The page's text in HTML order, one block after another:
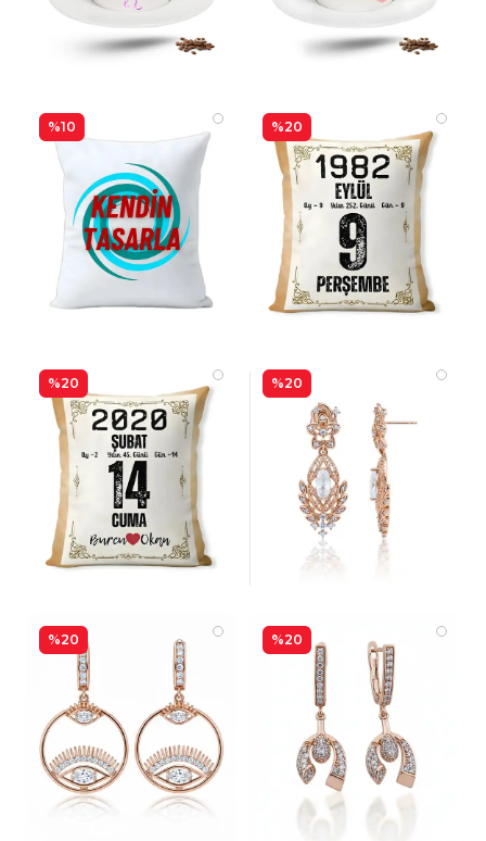
%10 %20
%20 %20
%20 %20